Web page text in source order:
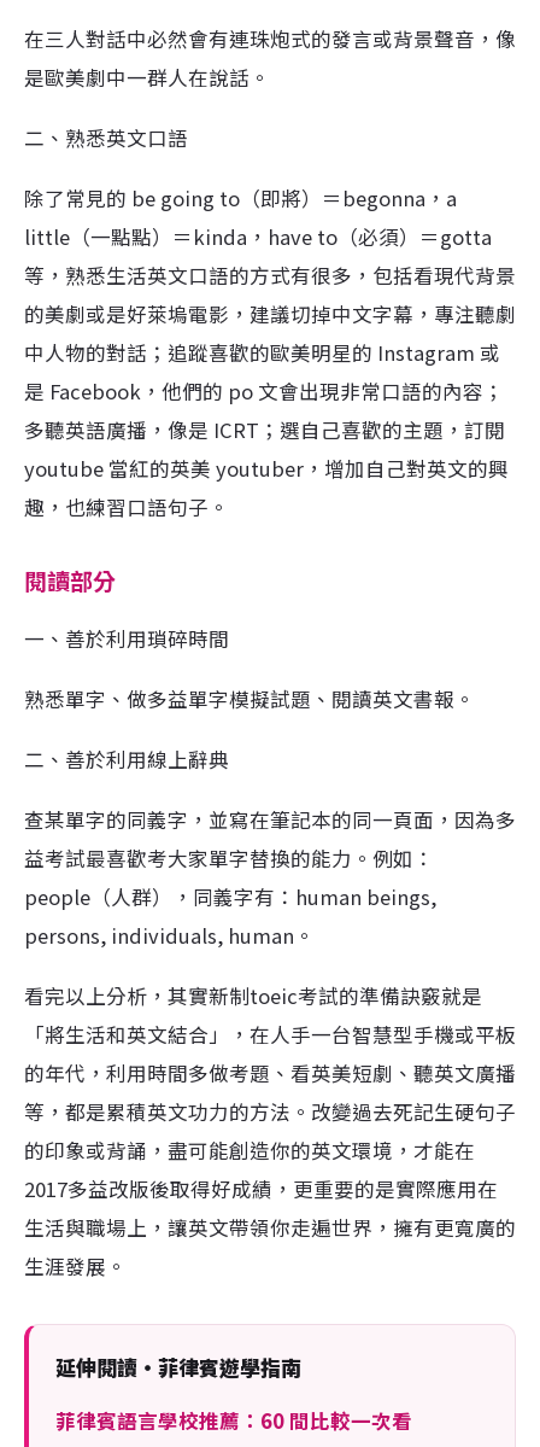
在三人對話中必然會有連珠炮式的發言或背景聲音，像
是歐美劇中一群人在說話。
二、熟悉英文口語
除了常見的 be going to（即將）＝begonna，a
little（一點點）＝kinda，have to（必須）＝gotta
等，熟悉生活英文口語的方式有很多，包括看現代背景
的美劇或是好萊塢電影，建議切掉中文字幕，專注聽劇
中人物的對話；追蹤喜歡的歐美明星的 Instagram 或
是 Facebook，他們的 po 文會出現非常口語的內容；
多聽英語廣播，像是 ICRT；選自己喜歡的主題，訂閱
youtube 當紅的英美 youtuber，增加自己對英文的興
趣，也練習口語句子。
閱讀部分
一、善於利用瑣碎時間
熟悉單字、做多益單字模擬試題、閱讀英文書報。
二、善於利用線上辭典
查某單字的同義字，並寫在筆記本的同一頁面，因為多
益考試最喜歡考大家單字替換的能力。例如：
people（人群），同義字有：human beings,
persons, individuals, human。
看完以上分析，其實新制toeic考試的準備訣竅就是
「將生活和英文結合」，在人手一台智慧型手機或平板
的年代，利用時間多做考題、看英美短劇、聽英文廣播
等，都是累積英文功力的方法。改變過去死記生硬句子
的印象或背誦，盡可能創造你的英文環境，才能在
2017多益改版後取得好成績，更重要的是實際應用在
生活與職場上，讓英文帶領你走遍世界，擁有更寬廣的
生涯發展。
延伸閱讀・菲律賓遊學指南
菲律賓語言學校推薦：60 間比較一次看